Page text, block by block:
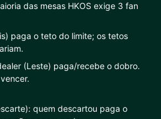
das mesas HKOS exige 3 fan
paga o teto do limite; os tetos
(Leste) paga/recebe o dobro.
quem descartou paga o